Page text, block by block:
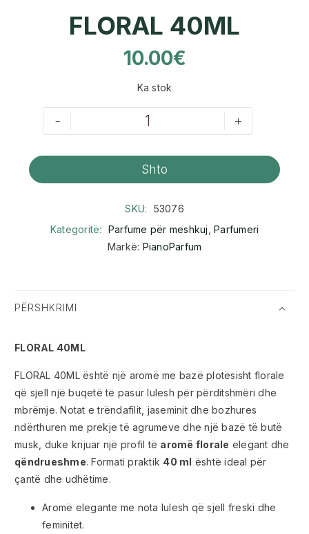
FLORAL 40ML
10.00€
Ka stok
- +
Shto
SKU:
53076
Kategoritë:
Parfume për meshkuj Parfumeri
Markë: PianoParfum
PËRSHKRIMI
FLORAL 40ML
FLORAL 40ML është një aromë me bazë plotësisht florale
që sjell një buqetë të pasur lulesh për përditshmëri dhe
mbrëmje. Notat e trëndafilit, jaseminit dhe bozhures
ndërthuren me prekje të agrumeve dhe një bazë të butë
musk, duke krijuar një profil të aromë florale elegant dhe
qëndrueshme. Formati praktik 40 ml është ideal për
çantë dhe udhëtime.
Aromë elegante me nota lulesh që sjell freski dhe
feminitet.